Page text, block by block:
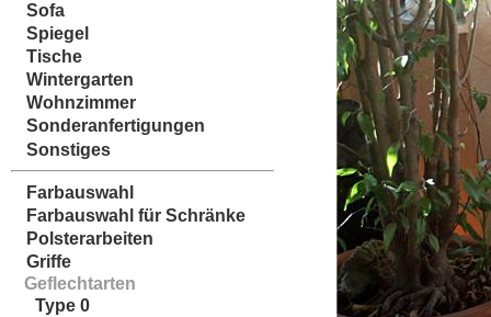
Sofa
Spiegel
Tische
Wintergarten
Wohnzimmer
Sonderanfertigungen
Sonstiges
Farbauswahl
Farbauswahl für Schränke
Polsterarbeiten
Griffe
Geflechtarten
Type 0